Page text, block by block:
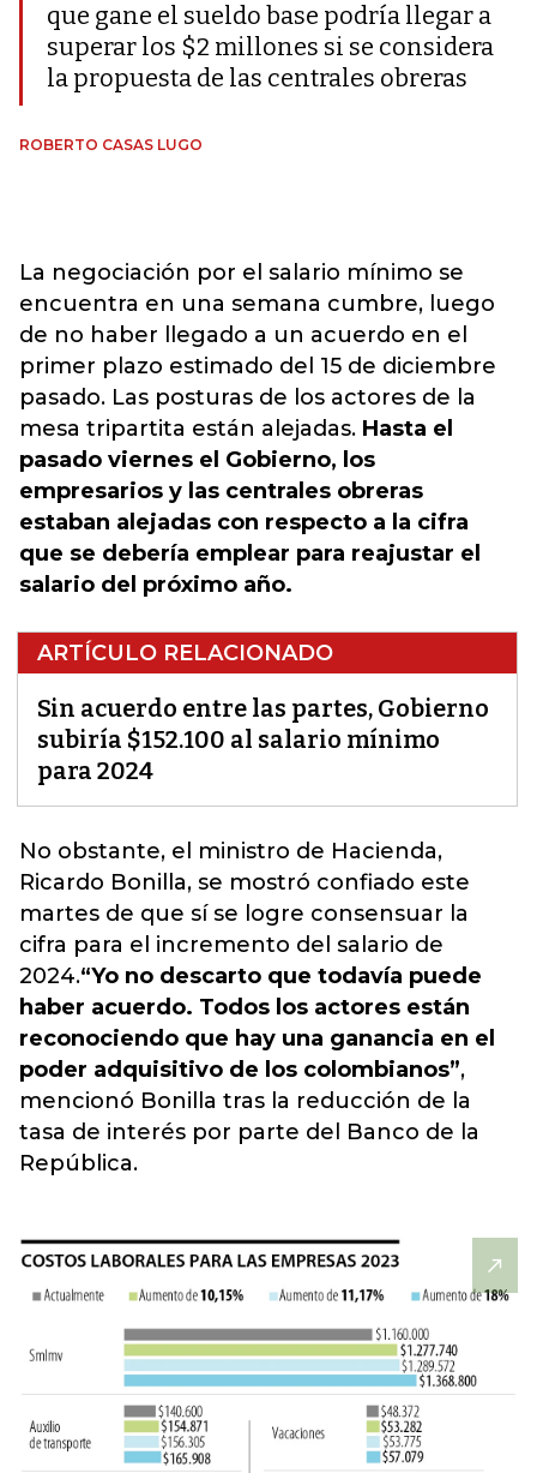
que gane el sueldo base podría llegar a
superar los $2 millones si se considera
la propuesta de las centrales obreras
ROBERTO CASAS LUGO
La negociación por el salario mínimo se
encuentra en una semana cumbre, luego
de no haber llegado a un acuerdo en el
primer plazo estimado del 15 de diciembre
pasado. Las posturas de los actores de la
mesa tripartita están alejadas. Hasta el
pasado viernes el Gobierno, los
empresarios y las centrales obreras
estaban alejadas con respecto a la cifra
que se debería emplear para reajustar el
salario del próximo año.
ARTÍCULO RELACIONADO
Sin acuerdo entre las partes, Gobierno
subiría $152.100 al salario mínimo
para 2024
No obstante, el ministro de Hacienda,
Ricardo Bonilla, se mostró confiado este
martes de que sí se logre consensuar la
cifra para el incremento del salario de
2024.“Yo no descarto que todavía puede
haber acuerdo. Todos los actores están
reconociendo que hay una ganancia en el
poder adquisitivo de los colombianos”,
mencionó Bonilla tras la reducción de la
tasa de interés por parte del Banco de la
República.